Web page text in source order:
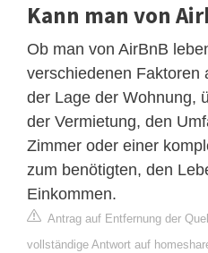
Kann man von
Ob man von AirBnB
verschiedenen Faktoren
der Lage der Wohnung,
der Vermietung, den
Zimmer oder einer
zum benötigten, den
Einkommen.
Antrag auf Entfernung der
vollständige Antwort auf